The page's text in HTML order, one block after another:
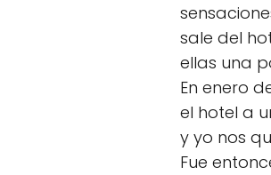
sale del
ellas una
En enero
el hotel a
y yo nos
Fue